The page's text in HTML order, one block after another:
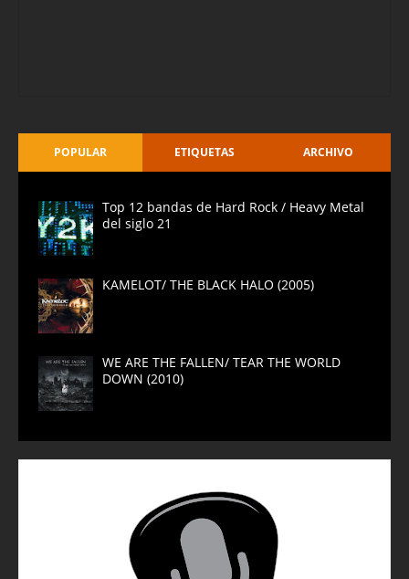
POPULAR ETIQUETAS ARCHIVO
Top 12 bandas de Hard Rock / Heavy Metal
del siglo 21
KAMELOT/ THE BLACK HALO (2005)
WE ARE THE FALLEN/ TEAR THE WORLD
DOWN (2010)